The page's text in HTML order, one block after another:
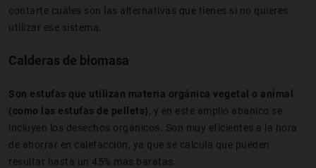
contarte cuáles son las alternativas que tienes si no quieres
utilizar ese sistema.
Calderas de biomasa
Son estufas que utilizan materia orgánica vegetal o animal
(como las estufas de pellets) , y en este amplio abanico se
incluyen los desechos orgánicos. Son muy eficientes a la hora
de ahorrar en calefacción, ya que se calcula que pueden
resultar hasta un 45% más baratas.